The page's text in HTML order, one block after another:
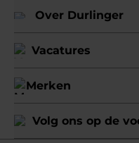
Over Durlinger
Vacatures
Merken
Volg ons op de